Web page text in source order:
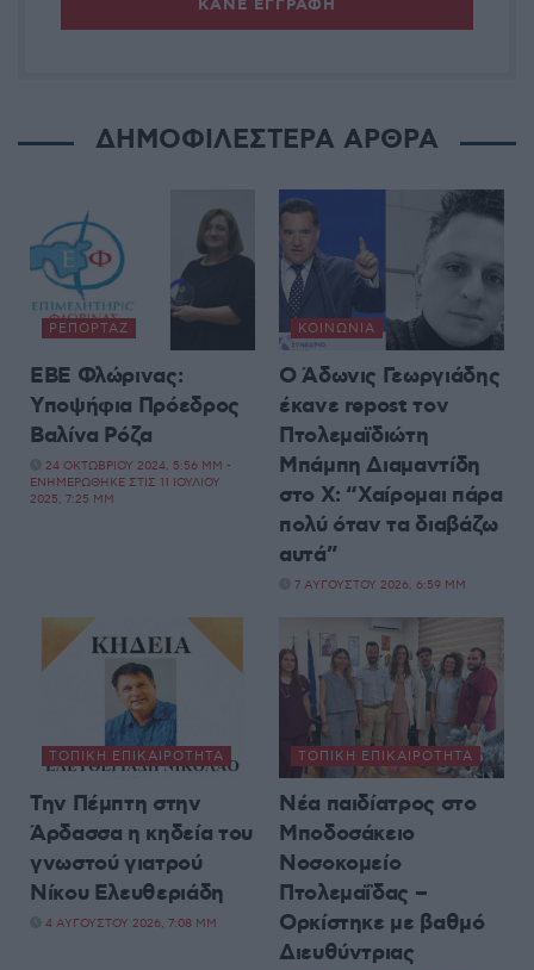
ΔΗΜΟΦΙΛΕΣΤΕΡΑ ΑΡΘΡΑ
ΡΕΠΟΡΤΆΖ
ΕΒΕ Φλώρινας:
Υποψήφια Πρόεδρος
Βαλίνα Ρόζα
24 ΟΚΤΩΒΡΊΟΥ 2024, 5:56 ΜΜ -
ΕΝΗΜΕΡΏΘΗΚΕ ΣΤΙΣ 11 ΙΟΥΛΊΟΥ
2025, 7:25 ΜΜ
ΚΟΙΝΩΝΊΑ
Ο Άδωνις Γεωργιάδης
έκανε repost τον
Πτολεμαϊδιώτη
Μπάμπη Διαμαντίδη
στο X: “Χαίρομαι πάρα
πολύ όταν τα διαβάζω
αυτά”
7 ΑΥΓΟΎΣΤΟΥ 2026, 6:59 ΜΜ
ΤΟΠΙΚΉ ΕΠΙΚΑΙΡΌΤΗΤΑ
Την Πέμπτη στην
Άρδασσα η κηδεία του
γνωστού γιατρού
Νίκου Ελευθεριάδη
4 ΑΥΓΟΎΣΤΟΥ 2026, 7:08 ΜΜ
ΤΟΠΙΚΉ ΕΠΙΚΑΙΡΌΤΗΤΑ
Νέα παιδίατρος στο
Μποδοσάκειο
Νοσοκομείο
Πτολεμαΐδας –
Ορκίστηκε με βαθμό
Διευθύντριας